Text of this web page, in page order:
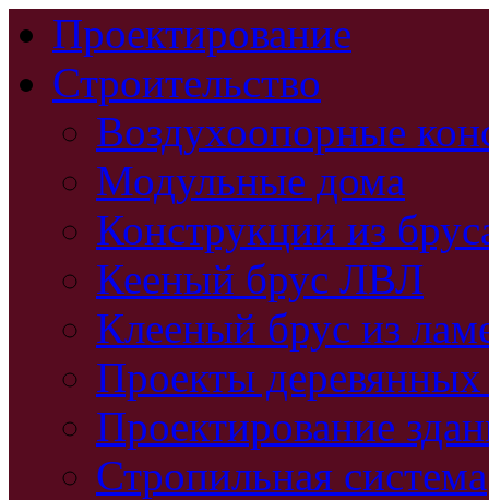
Проектирование
Строительство
Воздухоопорные
Модульные дома
Конструкции из
Кееный брус ЛВЛ
Клееный брус из
Проекты
Проектирование
Стропильная система